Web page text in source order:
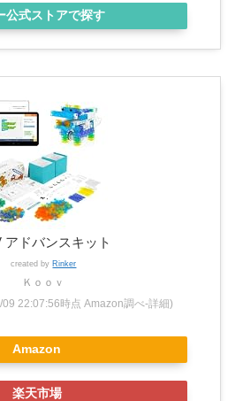
公式ストアで探す
アドバンスキット
created by Rinker
Ｋｏｏｖ
09 22:07:56時点 Amazon調べ-詳細)
Amazon
楽天市場